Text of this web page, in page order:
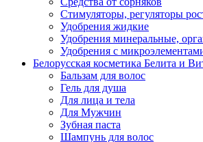
Стимуляторы, регуляторы
Удобрения жидкие
Удобрения минеральные,
Удобрения с
Белорусская косметика Белита и
Бальзам для волос
Гель для душа
Для лица и тела
Для Мужчин
Зубная паста
Шампунь для волос